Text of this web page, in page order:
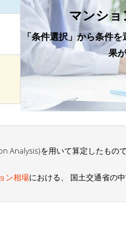
マンショ
「条件選択」から条件
果
Analysis)を用いて算定したもの
ン相場における、 国土交通省の